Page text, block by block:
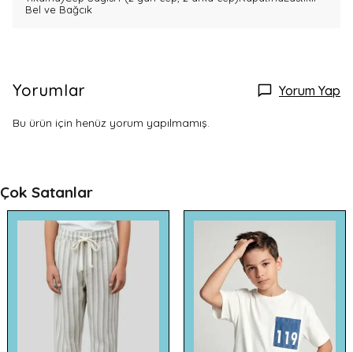
Bel ve Bağcık
Yorumlar Yorum Yap
Bu ürün için henüz yorum yapılmamış.
Çok Satanlar